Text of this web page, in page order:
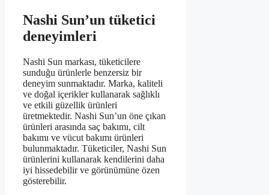
Nashi Sun’un tüketici
deneyimleri
Nashi Sun markası, tüketicilere
sunduğu ürünlerle benzersiz bir
deneyim sunmaktadır. Marka, kaliteli
ve doğal içerikler kullanarak sağlıklı
ve etkili güzellik ürünleri
üretmektedir. Nashi Sun’un öne çıkan
ürünleri arasında saç bakımı, cilt
bakımı ve vücut bakımı ürünleri
bulunmaktadır. Tüketiciler, Nashi Sun
ürünlerini kullanarak kendilerini daha
iyi hissedebilir ve görünümüne özen
gösterebilir.